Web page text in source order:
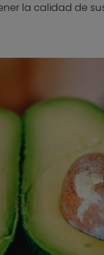
la calidad de